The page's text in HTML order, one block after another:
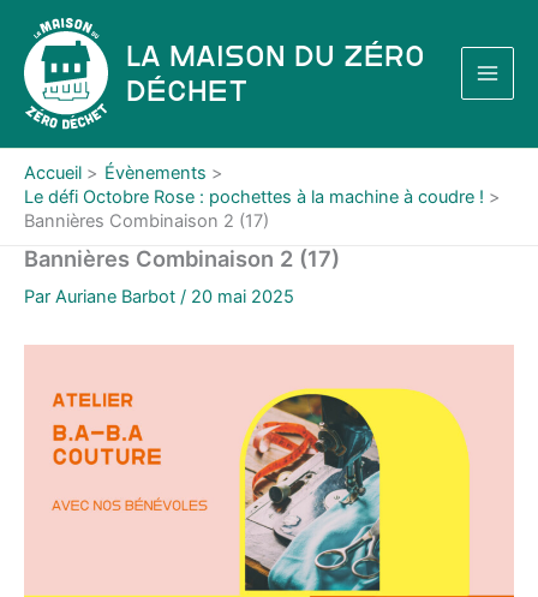
contenu
La Maison du Zéro
Déchet
Accueil
Évènements
Le défi Octobre Rose : pochettes à la machine à coudre !
Bannières Combinaison 2 (17)
Bannières Combinaison 2 (17)
Par Auriane Barbot / 20 mai 2025